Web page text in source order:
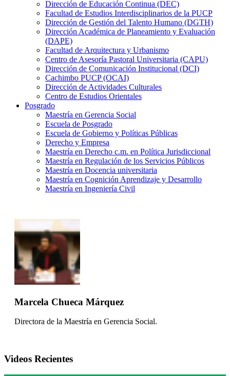
Dirección de Educación Continua (DEC)
Facultad de Estudios Interdisciplinarios de la PUCP
Dirección de Gestión del Talento Humano (DGTH)
Dirección Académica de Planeamiento y Evaluación
(DAPE)
Facultad de Arquitectura y Urbanismo
Centro de Asesoría Pastoral Universitaria (CAPU)
Dirección de Comunicación Institucional (DCI)
Cachimbo PUCP (OCAI)
Dirección de Actividades Culturales
Centro de Estudios Orientales
Posgrado
Maestría en Gerencia Social
Escuela de Posgrado
Escuela de Gobierno y Políticas Públicas
Derecho y Empresa
Maestría en Derecho c.m. en Política Jurisdiccional
Maestría en Regulación de los Servicios Públicos
Maestría en Docencia universitaria
Maestría en Cognición Aprendizaje y Desarrollo
Maestría en Ingeniería Civil
Marcela Chueca Márquez
Directora de la Maestría en Gerencia Social.
Videos Recientes